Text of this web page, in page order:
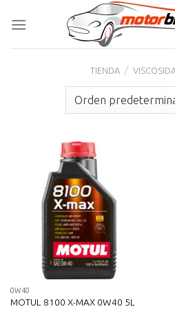
TIENDA /
0W40
MOTUL 8100 X-MAX 0W40 5L